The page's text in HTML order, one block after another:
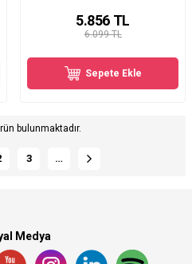
6.099 TL
5.856 TL
Sepete Ekle
bulunmaktadır.
3 …
Medya